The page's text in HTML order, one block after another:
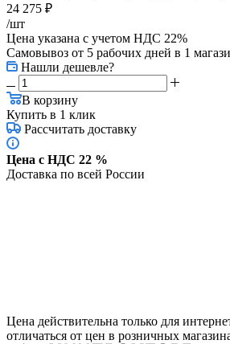
24 275 ₽
/шт
Цена указана с учетом НДС 22%
Самовывоз от 5 рабочих дней в 1
Нашли дешевле?
В корзину
Купить в 1 клик
Рассчитать доставку
Цена с НДС 22 %
Доставка по всей России
Цена действительна только для
отличаться от цен в розничных